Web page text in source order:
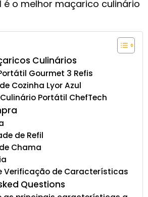
é o melhor maçarico culinário
Culinários
Gourmet 3 Refis
Cozinha Lyor Azul
Portátil ChefTech
de Refil
Chama
Verificação de Características
Questions